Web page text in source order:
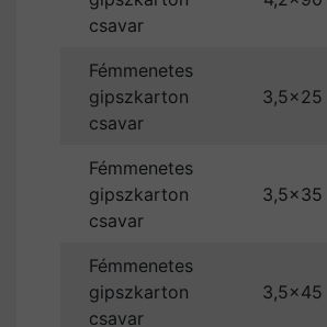
csavar
Fémmenetes
gipszkarton
csavar
3,5×25
Fémmenetes
gipszkarton
csavar
3,5×35
Fémmenetes
gipszkarton
csavar
3,5×45